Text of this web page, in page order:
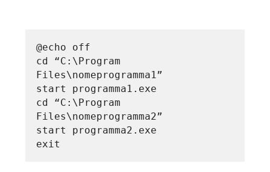
@echo off
cd “C:\Program
Files\nomeprogramma1”
start programma1.exe
cd “C:\Program
Files\nomeprogramma2”
start programma2.exe
exit